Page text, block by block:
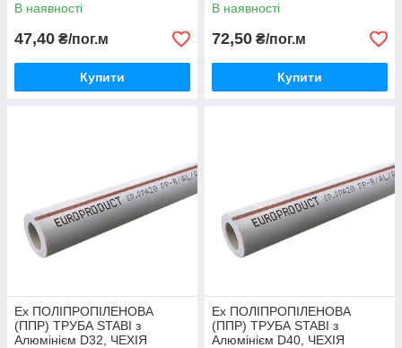
В наявності
47,40 ₴/пог.м
Купити
В наявності
72,50 ₴/пог.м
Купити
Ex ПОЛІПРОПІЛЕНОВА
(ППР) ТРУБА STABI з
Алюмінієм D32, ЧЕХІЯ
Ex ПОЛІПРОПІЛЕНОВА
(ППР) ТРУБА STABI з
Алюмінієм D40, ЧЕХІЯ